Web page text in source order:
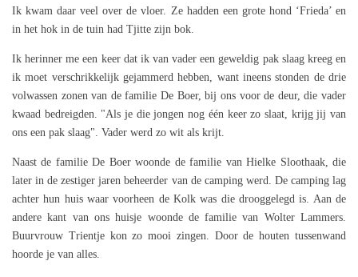
Ik kwam daar veel over de vloer. Ze hadden een grote hond ‘Frieda’ en
in het hok in de tuin had Tjitte zijn bok.
Ik herinner me een keer dat ik van vader een geweldig pak slaag kreeg en
ik moet verschrikkelijk gejammerd hebben, want ineens stonden de drie
volwassen zonen van de familie De Boer, bij ons voor de deur, die vader
kwaad bedreigden. "Als je die jongen nog één keer zo slaat, krijg jij van
ons een pak slaag". Vader werd zo wit als krijt.
Naast de familie De Boer woonde de familie van Hielke Sloothaak, die
later in de zestiger jaren beheerder van de camping werd. De camping lag
achter hun huis waar voorheen de Kolk was die drooggelegd is. Aan de
andere kant van ons huisje woonde de familie van Wolter Lammers.
Buurvrouw Trientje kon zo mooi zingen. Door de houten tussenwand
hoorde je van alles.